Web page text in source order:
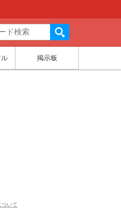
掲示板
ついて